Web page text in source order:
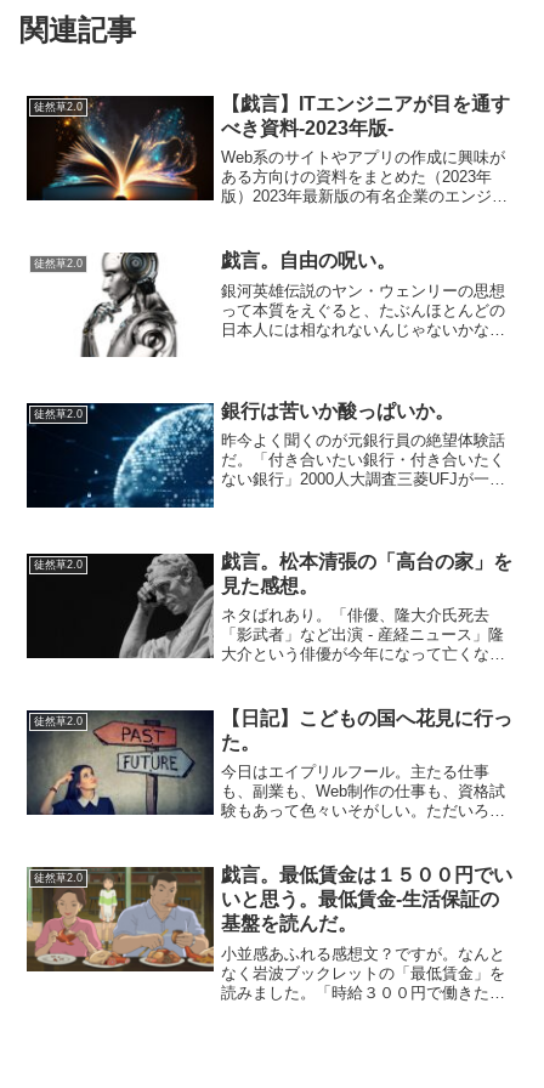
関連記事
徒然草2.0
【戯言】ITエンジニアが目を通す
べき資料-2023年版-
Web系のサイトやアプリの作成に興味が
ある方向けの資料をまとめた（2023年
版）2023年最新版の有名企業のエンジニ
オススメのプログラミング学習サービス
集
徒然草2.0 戯言。自由の呪い。
銀河英雄伝説のヤン・ウェンリーの思想
って本質をえぐると、たぶんほとんどの
日本人には相なれないんじゃないかな？
制政治にまさると思っている」...
徒然草2.0 銀行は苦いか酸っぱいか。
昨今よく聞くのが元銀行員の絶望体験話
だ。「付き合いたい銀行・付き合いたく
ない銀行」2000人大調査三菱UFJが一
融システムが変わるの...
徒然草2.0
戯言。松本清張の「高台の家」を
見た感想。
ネタばれあり。「俳優、隆大介氏死去
「影武者」など出演 - 産経ニュース」隆
大介という俳優が今年になって亡くなっ
劇場「高台の家」を見てきた感想です。
美しい未亡人とその義...
徒然草2.0
【日記】こどもの国へ花見に行っ
た。
今日はエイプリルフール。主たる仕事
も、副業も、Web制作の仕事も、資格試
験もあって色々いそがしい。ただいろい
た。朝は園内が空いているので昼間に人
が並ぶ場所へ先に行くとい...
徒然草2.0
戯言。最低賃金は１５００円でい
いと思う。最低賃金-生活保証の
基盤を読んだ。
小並感あふれる感想文？ですが。なんと
なく岩波ブックレットの「最低賃金」を
読みました。「時給３００円で働きたい